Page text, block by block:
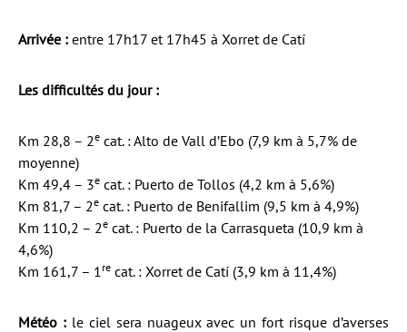
Arrivée : entre 17h17 et 17h45 à Xorret de Catí
Les difficultés du jour :
Km 28,8 – 2e cat. : Alto de Vall d’Ebo (7,9 km à 5,7% de
moyenne)
Km 49,4 – 3e cat. : Puerto de Tollos (4,2 km à 5,6%)
Km 81,7 – 2e cat. : Puerto de Benifallim (9,5 km à 4,9%)
Km 110,2 – 2e cat. : Puerto de la Carrasqueta (10,9 km à
4,6%)
Km 161,7 – 1 re cat. : Xorret de Catí (3,9 km à 11,4%)
Météo : le ciel sera nuageux avec un fort risque d’averses